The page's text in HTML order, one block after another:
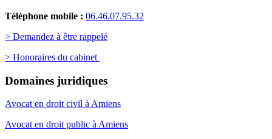
Téléphone mobile : 06.46.07.95.32
> Demandez à être rappelé
> Honoraires du cabinet
Domaines juridiques
Avocat en droit civil à Amiens
Avocat en droit public à Amiens